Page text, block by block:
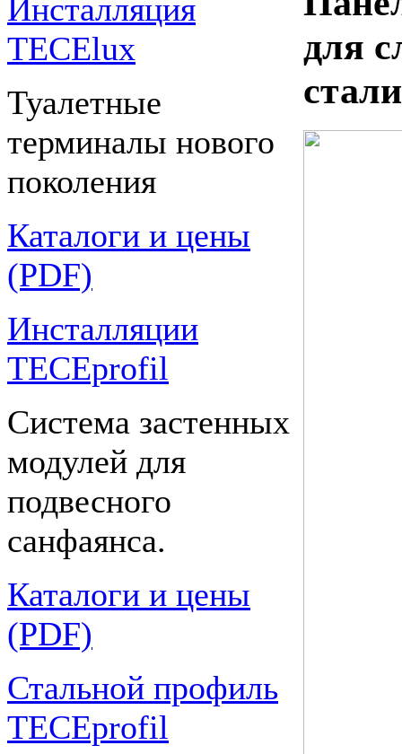
Инсталляция
TECElux
Туалетные
терминалы нового
поколения
Каталоги и цены
(PDF)
Инсталляции
TECEprofil
Система застенных
модулей для
подвесного
санфаянса.
Каталоги и цены
(PDF)
Стальной профиль
TECEprofil
для
стали